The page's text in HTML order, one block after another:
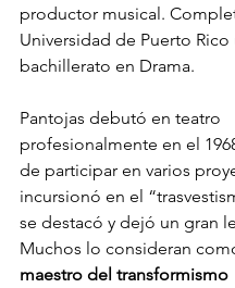
productor musical.
Universidad de Puerto Rico
bachillerato en Drama.
Pantojas debutó en teatro
profesionalmente en el
de participar en varios
incursionó en el
se destacó y dejó un gran
Muchos lo consideran
maestro del transformismo